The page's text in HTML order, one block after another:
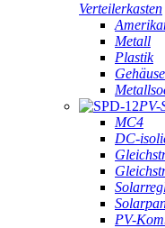
Verteilerkasten
Metall
Plastik
Gehäuse
PV-
MC4
DC-
PV-